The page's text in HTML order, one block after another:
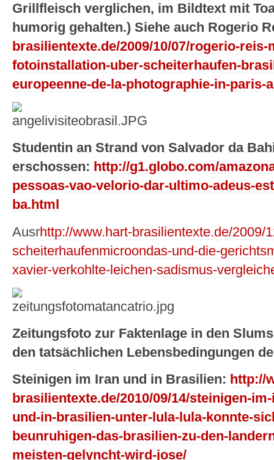
Grillfleisch verglichen, im Bildtext mit
humorig gehalten.) Siehe auch Rogerio
brasilientexte.de/2009/10/07/rogerio-
fotoinstallation-uber-scheiterhaufen-
europeenne-de-la-photographie-in-paris-
Studentin an Strand von Salvador da
erschossen: http://g1.globo.com/
pessoas-vao-velorio-dar-ultimo-adeus-
ba.html
Ausrhttp://www.hart-brasilientexte.de/2009/
scheiterhaufenmicroondas-und-die-
xavier-verkohlte-leichen-sadismus-
Zeitungsfoto zur Faktenlage in den
den tatsächlichen Lebensbedingungen
Steinigen im Iran und in Brasilien: http://
brasilientexte.de/2010/09/14/steinigen-
und-in-brasilien-unter-lula-lula-konnte-
beunruhigen-das-brasilien-zu-den-
meisten-gelyncht-wird-jose/